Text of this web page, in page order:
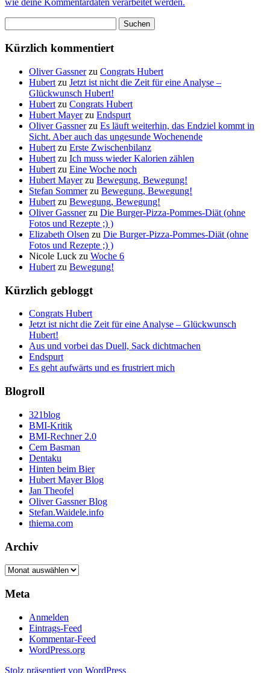
wie deine Kommentardaten verarbeitet werden.
nach:
Kürzlich kommentiert
Oliver Gassnerzu Congrats Hubert
Hubert zu Jetzt ist nicht die Zeit für eine Analyse –
Glückwunsch Hubert!
Hubert zu Congrats Hubert
Hubert Mayerzu Endspurt
Oliver Gassnerzu Es läuft weiterhin, das Endziel kommt in
Sicht. Aber auch das ungesunde Wochenende
Hubert zu Erste Zwischenbilanz
Hubert zu Ich muss wieder Kalorien zählen
Hubert zu Eine Woche noch
Hubert Mayerzu Bewegung, Bewegung!
Stefan Sommerzu Bewegung, Bewegung!
Hubert zu Bewegung, Bewegung!
Oliver Gassnerzu Die Burger-Pizza-Pommes-Diät (ohne
Fotos und Rezepte ;) )
Elizabeth Olsen zu Die Burger-Pizza-Pommes-Diät (ohne
Fotos und Rezepte ;) )
Nicole Luck zu Woche 6
Hubert zu Bewegung!
Kürzlich gebloggt
Congrats Hubert
Jetzt ist nicht die Zeit für eine Analyse – Glückwunsch
Hubert!
Aus und vorbei das Duell, Sack dichtmachen
Endspurt
Es geht aufwärts und es frustriert mich
Blogroll
321blog
BMI-Kritik
BMI-Rechner 2.0
Cem Basman
Dentaku
Hinten beim Bier
Hubert Mayer Blog
Jan Theofel
Oliver Gassner Blog
Stefan.Waidele.info
thiema.com
Archiv
Archiv
Meta
Anmelden
Eintrags-Feed
Kommentar-Feed
WordPress.org
Stolz präsentiert von WordPress